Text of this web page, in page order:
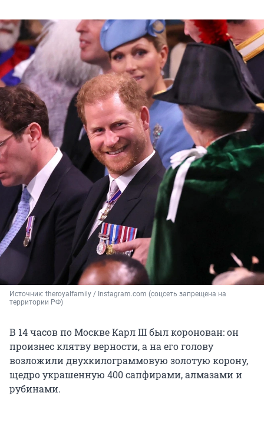
Источник: theroyalfamily / Instagram.com (соцсеть запрещена на
территории РФ)
В 14 часов по Москве Карл III был коронован: он
произнес клятву верности, а на его голову
возложили двухкилограммовую золотую корону,
щедро украшенную 400 сапфирами, алмазами и
рубинами.